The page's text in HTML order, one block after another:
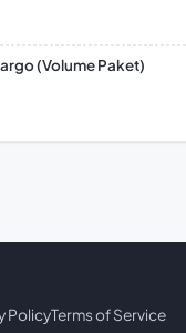
(Volume Paket)
PolicyTerms of Service